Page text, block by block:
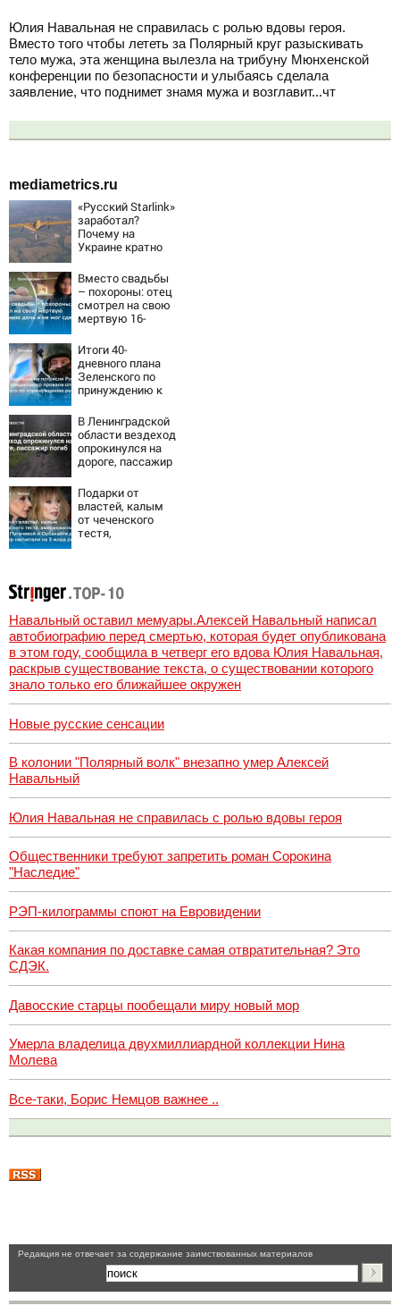
Юлия Навальная не справилась с ролью вдовы героя.
Вместо того чтобы лететь за Полярный круг разыскивать
тело мужа, эта женщина вылезла на трибуну Мюнхенской
конференции по безопасности и улыбаясь сделала
заявление, что поднимет знамя мужа и возглавит...чт
mediametrics.ru
«Русский Starlink»
заработал?
Почему на
Украине кратно
точность
попаданий по
объектам ВСУ
Вместо свадьбы
– похороны: отец
смотрел на свою
мертвую 16-
мог сдержать
слезы
Итоги 40-
дневного плана
Зеленского по
принуждению к
ответила Россия,
полный разбор
провала операции
Украины от
военкора Коца
В Ленинградской
области вездеход
опрокинулся на
дороге, пассажир
Подарки от
властей, калым
от чеченского
тестя,
Орбакайте домов
и квартир
насчитали на 3
млрд рублей
Навальный оставил мемуары.Алексей Навальный написал
автобиографию перед смертью, которая будет опубликована
в этом году, сообщила в четверг его вдова Юлия Навальная,
раскрыв существование текста, о существовании которого
знало только его ближайшее окружен
Новые русские сенсации
В колонии "Полярный волк" внезапно умер Алексей
Навальный
Юлия Навальная не справилась с ролью вдовы героя
Общественники требуют запретить роман Сорокина
"Наследие"
РЭП-килограммы споют на Евровидении
Какая компания по доставке самая отвратительная? Это
СДЭК.
Давосские старцы пообещали миру новый мор
Умерла владелица двухмиллиардной коллекции Нина
Молева
Все-таки, Борис Немцов важнее ..
Pедакция не отвечает за содержание заимствованных материалов